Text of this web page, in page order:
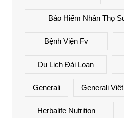
Bảo Hiểm Nhân Thọ
Bệnh Viện Fv
Du Lịch Đài Loan
Generali Generali
Herbalife Nutrition